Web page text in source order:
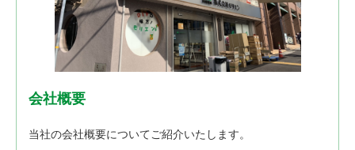
会社概要
当社の会社概要についてご紹介いたします。